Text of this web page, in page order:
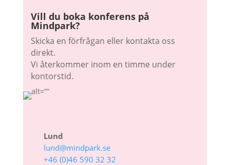
Vill du boka konferens på
Mindpark?
Skicka en förfrågan eller kontakta oss
direkt.
Vi återkommer inom en timme under
kontorstid.
Lund
lund@mindpark.se
+46 (0)46 590 32 32